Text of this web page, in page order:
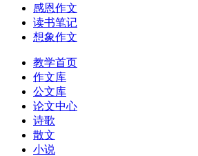
感恩作文
读书笔记
想象作文
教学首页
作文库
公文库
论文中心
诗歌
散文
小说